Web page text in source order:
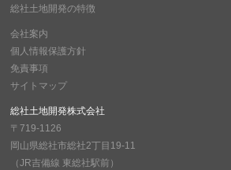
総社土地開発の特徴
会社案内
個人情報保護方針
免責事項
サイトマップ
総社土地開発株式会社
〒719-1126
岡山県総社市総社2丁目19-11
（JR吉備線 東総社駅前）